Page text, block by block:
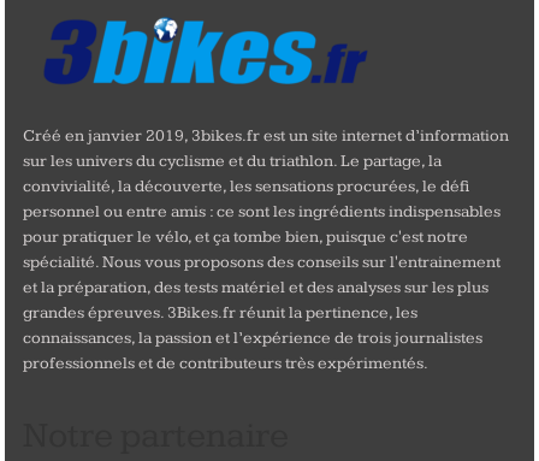
Créé en janvier 2019, 3bikes.fr est un site internet d’information
sur les univers du cyclisme et du triathlon. Le partage, la
convivialité, la découverte, les sensations procurées, le défi
personnel ou entre amis : ce sont les ingrédients indispensables
pour pratiquer le vélo, et ça tombe bien, puisque c'est notre
spécialité. Nous vous proposons des conseils sur l'entrainement
et la préparation, des tests matériel et des analyses sur les plus
grandes épreuves. 3Bikes.fr réunit la pertinence, les
connaissances, la passion et l’expérience de trois journalistes
professionnels et de contributeurs très expérimentés.